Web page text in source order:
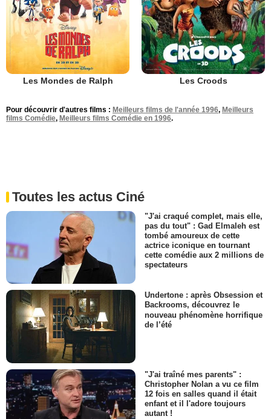
Les Mondes de Ralph Les Croods
Pour découvrir d'autres films : Meilleurs films de l'année 1996, Meilleurs
films Comédie, Meilleurs films Comédie en 1996.
Toutes les actus Ciné
"J'ai craqué complet, mais elle,
pas du tout" : Gad Elmaleh est
tombé amoureux de cette
actrice iconique en tournant
cette comédie aux 2 millions de
spectateurs
Undertone : après Obsession et
Backrooms, découvrez le
nouveau phénomène horrifique
de l’été
"J'ai traîné mes parents" :
Christopher Nolan a vu ce film
12 fois en salles quand il était
enfant et il l'adore toujours
autant !